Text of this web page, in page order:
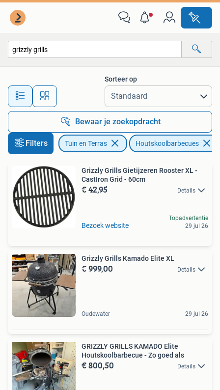
Alle afstanden…
Sorteer op
Bewaar je zoekopdracht
Filters Tuin en Terras Houtskoolbarbecues
Grizzly Grills Gietijzeren Rooster XL -
CastIron Grid - 60cm
€ 42,95 Details
Bezoek website
Topadvertentie
29 jul 26
Grizzly Grills Kamado Elite XL
€ 999,00 Details
Oudewater 29 jul 26
GRIZZLY GRILLS KAMADO Elite
Houtskoolbarbecue - Zo goed als
€ 800,50 Details